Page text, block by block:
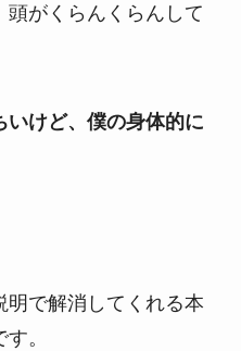
頭がくらんくらんして
いけど、僕の身体的に
明で解消してくれる本
。